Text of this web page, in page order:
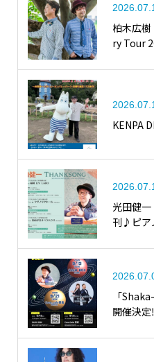
柏木広
ry Tour
KENPA
光田健
刊♪ピア
「
開催決定